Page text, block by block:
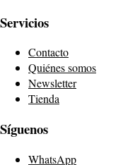
Servicios
Contacto
Quiénes somos
Newsletter
Tienda
Síguenos
WhatsApp